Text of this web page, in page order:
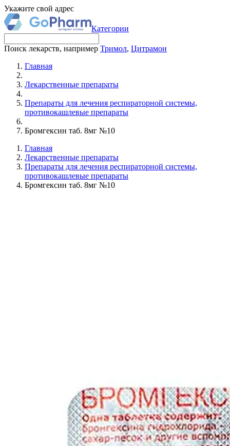
Укажите свой адрес
Категории
Поиск лекарств, например Тримол, Цитрамон
Главная
Лекарственные препараты
Препараты для лечения респираторной системы,
противокашлевые препараты
Бромгексин таб. 8мг №10
Главная
Лекарственные препараты
Препараты для лечения респираторной системы,
противокашлевые препараты
Бромгексин таб. 8мг №10